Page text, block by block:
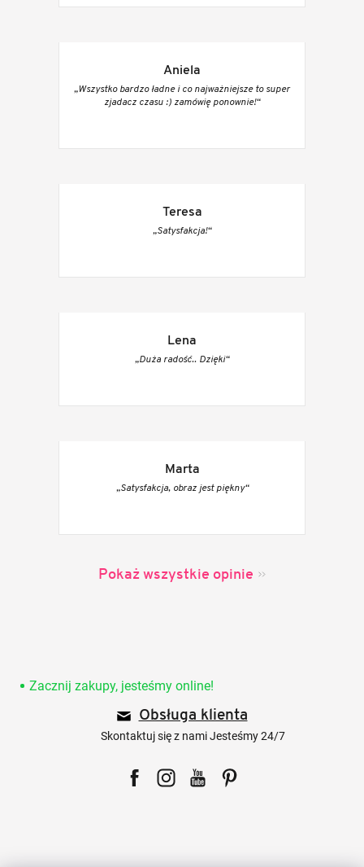
Aniela
„Wszystko bardzo ładne i co najważniejsze to super
zjadacz czasu :) zamówię ponownie!“
Teresa
„Satysfakcja!“
Lena
„Duża radość.. Dzięki“
Marta
„Satysfakcja, obraz jest piękny“
Pokaż wszystkie opinie
Zacznij zakupy, jesteśmy online!
Obsługa klienta
Skontaktuj się z nami Jesteśmy 24/7